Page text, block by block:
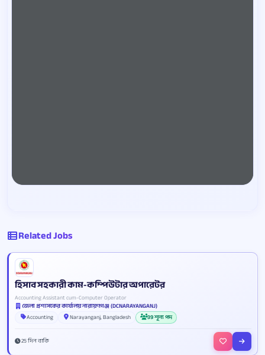
Related Jobs
হিসাব সহকারী কাম-কম্পিউটার অপারেটর
Accounting Assistant cum-Computer Operator
জেলা প্রশাসকের কার্যালয় নারায়ণগঞ্জ (DCNARAYANGANJ)
Accounting
Narayanganj, Bangladesh 39 শূন্য পদ
25 দিন বাকি